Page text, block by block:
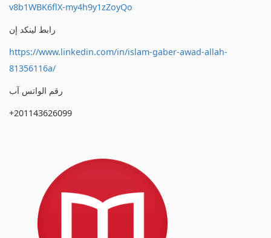
v8b1WBK6flX-my4h9y1zZoyQo
رابط لينكد إن
https://www.linkedin.com/in/islam-gaber-awad-allah-
81356116a/
رقم الواتس آب
+201143626099